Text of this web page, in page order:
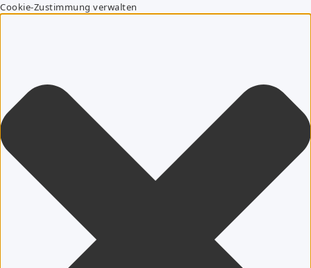
Cookie-Zustimmung verwalten